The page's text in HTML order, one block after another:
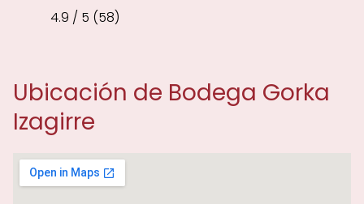
4.9 / 5 (58)
Ubicación de Bodega Gorka
Izagirre